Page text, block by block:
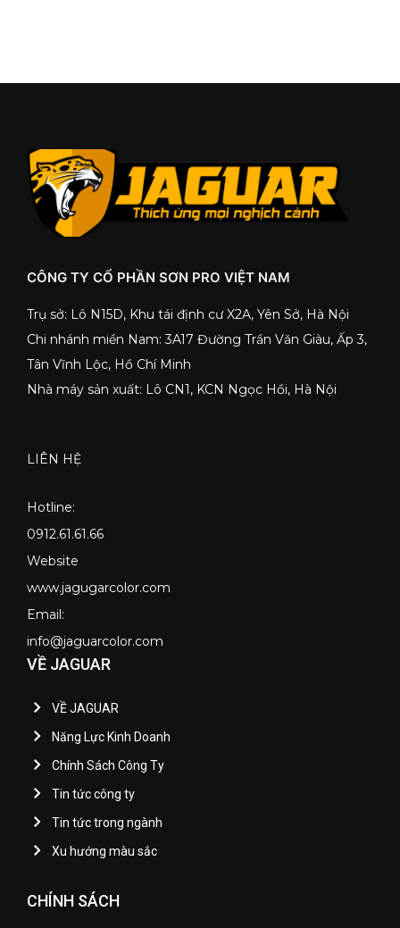
CÔNG TY CỔ PHẦN SƠN PRO VIỆT NAM
Trụ sở: Lô N15D, Khu tái định cư X2A, Yên Sở, Hà Nội
Chi nhánh miền Nam: 3A17 Đường Trần Văn Giàu, Ấp 3,
Tân Vĩnh Lộc, Hồ Chí Minh
Nhà máy sản xuất: Lô CN1, KCN Ngọc Hồi, Hà Nội
LIÊN HỆ
Hotline:
0912.61.61.66
Website
www.jagugarcolor.com
Email:
info@jaguarcolor.com
VỀ JAGUAR
VỀ JAGUAR
Năng Lực Kinh Doanh
Chính Sách Công Ty
Tin tức công ty
Tin tức trong ngành
Xu hướng màu sắc
CHÍNH SÁCH